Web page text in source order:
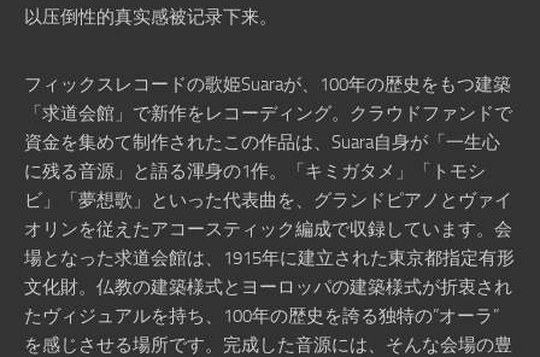
以压倒性的真实感被记录下来。
フィックスレコードの歌姫Suaraが、100年の歴史をもつ建築
「求道会館」で新作をレコーディング。クラウドファンドで
資金を集めて制作されたこの作品は、Suara自身が「一生心
に残る音源」と語る渾身の1作。「キミガタメ」「トモシ
ビ」「夢想歌」といった代表曲を、グランドピアノとヴァイ
オリンを従えたアコースティック編成で収録しています。会
場となった求道会館は、1915年に建立された東京都指定有形
文化財。仏教の建築様式とヨーロッパの建築様式が折衷され
たヴィジュアルを持ち、100年の歴史を誇る独特の”オーラ”
を感じさせる場所です。完成した音源には、そんな会場の豊